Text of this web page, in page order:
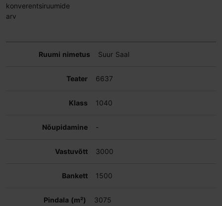
konverentsiruumide
arv
Suur Saal
6637
1040
-
3000
1500
3075